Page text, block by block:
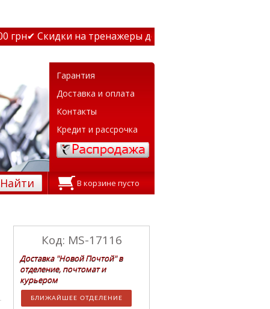
✔ Скидки на тренажеры до 15% Звони! ✔
Гарантия
Доставка и оплата
Контакты
Кредит и рассрочка
Найти В корзине пусто
Код: MS-17116
Доставка "Новой Почтой" в
отделение, почтомат и
курьером
БЛИЖАЙШЕЕ ОТДЕЛЕНИЕ